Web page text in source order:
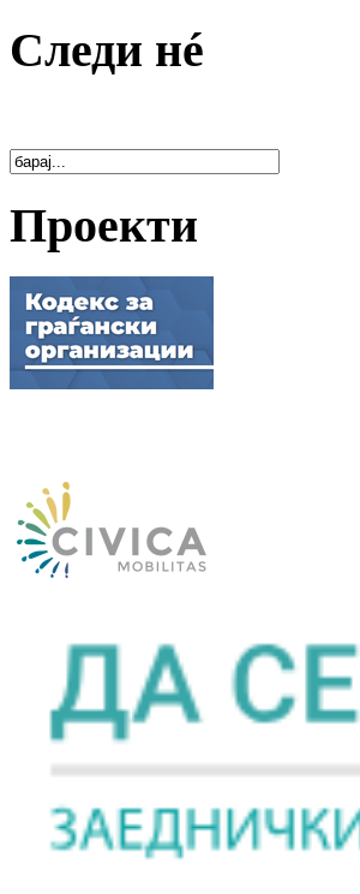
Следи нé
Проекти